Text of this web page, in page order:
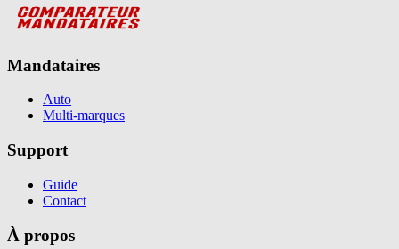
Mandataires
Auto
Multi-marques
Support
Guide
Contact
À propos